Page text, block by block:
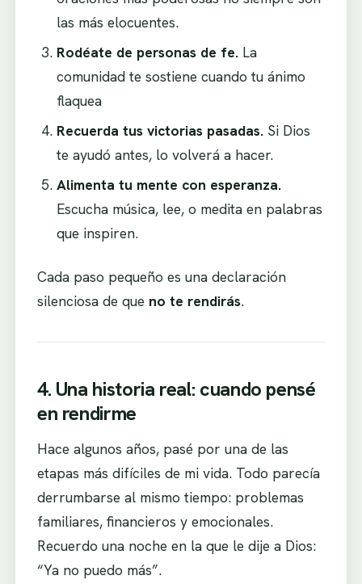
las más elocuentes.
Rodéate de personas de fe. La
comunidad te sostiene cuando tu ánimo
flaquea
Recuerda tus victorias pasadas. Si Dios
te ayudó antes, lo volverá a hacer.
Alimenta tu mente con esperanza.
Escucha música, lee, o medita en palabras
que inspiren.
Cada paso pequeño es una declaración
silenciosa de que no te rendirás.
4. Una historia real: cuando pensé
en rendirme
Hace algunos años, pasé por una de las
etapas más difíciles de mi vida. Todo parecía
derrumbarse al mismo tiempo: problemas
familiares, financieros y emocionales.
Recuerdo una noche en la que le dije a Dios:
“Ya no puedo más”.